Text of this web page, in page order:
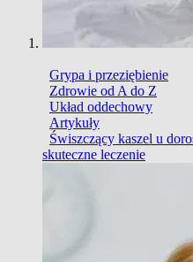
Grypa i przeziębienie
Zdrowie od A do Z
Układ oddechowy
Artykuły
Świszczący kaszel u
skuteczne leczenie